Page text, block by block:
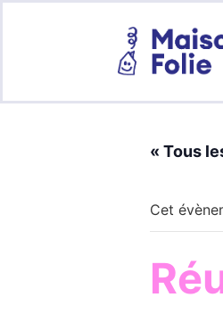
« Tous
Cet